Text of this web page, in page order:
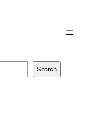
Search